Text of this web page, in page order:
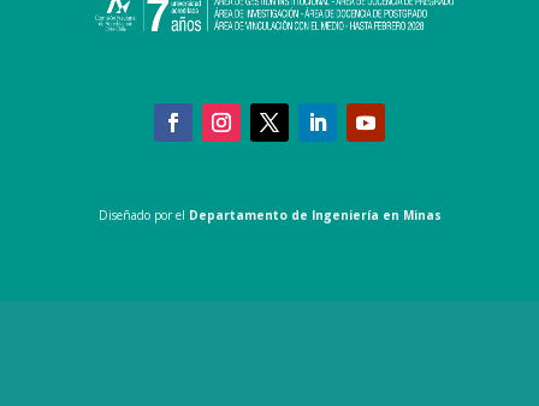
Diseñado por el Departamento de Ingeniería en Minas